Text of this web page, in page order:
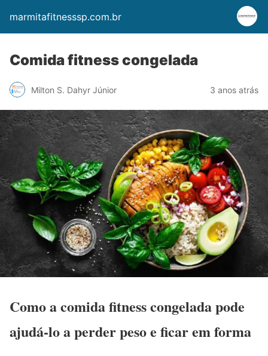
marmitafitnesssp.com.br
Comida fitness congelada
Milton S. Dahyr Júnior 3 anos atrás
Como a comida fitness congelada pode
ajudá-lo a perder peso e ficar em forma